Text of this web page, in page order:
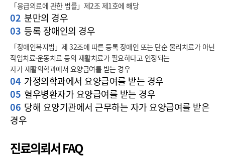
「응급의료에 관한 법률」제2조 제1호에 해당
02 분만의 경우
03 등록 장애인의 경우
「장애인복지법」제 32조에 따른 등록 장애인 또는 단순 물리치료가 아닌
작업치료·운동치료 등의 재활치료가 필요하다고 인정되는
자가 재활의학과에서 요양급여를 받는 경우
04 가정의학과에서 요양급여를 받는 경우
05 혈우병환자가 요양급여를 받는 경우
06 당해 요양기관에서 근무하는 자가 요양급여를 받은
경우
진료의뢰서 FAQ